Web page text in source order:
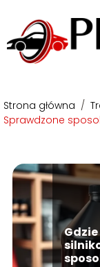
Strona główna /
Sprawdzone